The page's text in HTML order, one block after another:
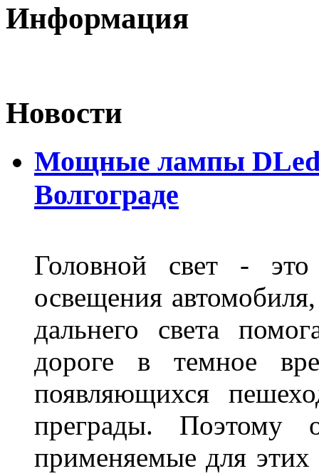
Информация
Новости
Мощные лампы DLed
Волгограде
Головной свет -
освещения
дальнего света
дороге в темное
появляющихся
преграды. Поэтому
применяемые для